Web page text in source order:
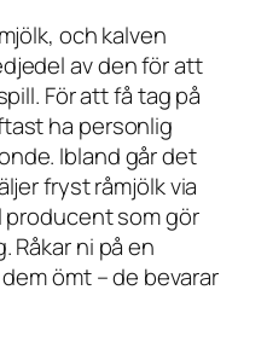
och kalven
av den för att
För att få tag på
ha personlig
Ibland går det
fryst råmjölk via
producent som gör
Råkar ni på en
ömt – de bevarar